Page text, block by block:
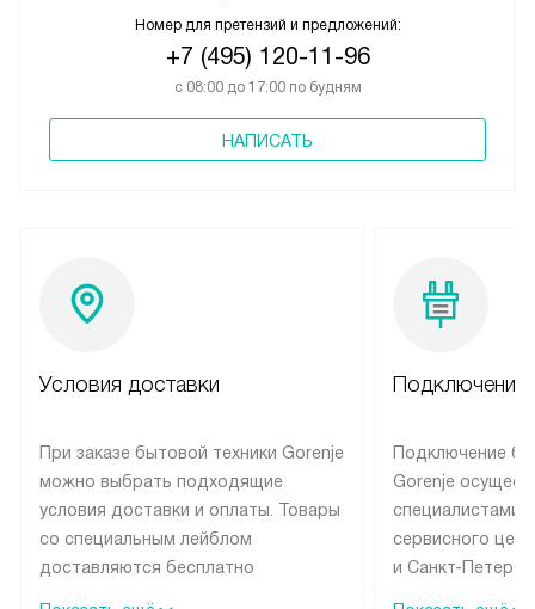
Номер для претензий и предложений:
+7 (495) 120-11-96
с 08:00 до 17:00 по будням
НАПИСАТЬ
Условия доставки
При заказе бытовой техники Gorenje
можно выбрать подходящие
условия доставки и оплаты. Товары
со специальным лейблом
доставляются бесплатно
Подключение
Подключение
Gorenje
специалистами
сервисного
и Санкт-